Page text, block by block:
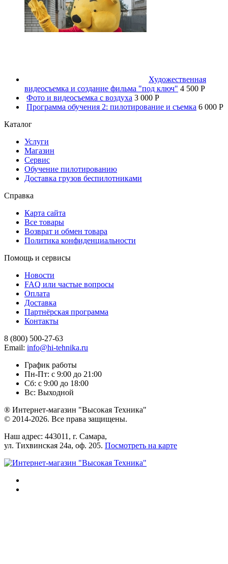
Художественная
видеосъемка и создание фильма "под ключ" 4 500 P
Фото и видеосъемка с воздуха 3 000 P
Программа обучения 2: пилотирование и съемка 6 000 P
Каталог
Услуги
Магазин
Сервис
Обучение пилотированию
Доставка грузов беспилотниками
Справка
Карта сайта
Все товары
Возврат и обмен товара
Политика конфиденциальности
Помощь и сервисы
Новости
FAQ или частые вопросы
Оплата
Доставка
Партнёрская программа
Контакты
8 (800) 500-27-63
Email: info@hi-tehnika.ru
График работы
Пн-Пт: с 9:00 до 21:00
Сб: с 9:00 до 18:00
Вс: Выходной
® Интернет-магазин "Высокая Техника"
© 2014-2026. Все права защищены.
Наш адрес: 443011, г. Самара,
ул. Тихвинская 24а, оф. 205. Посмотреть на карте